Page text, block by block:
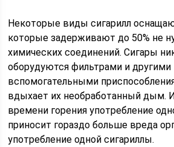
Некоторые виды сигарилл
которые задерживают до 50% не
химических соединений. Сигары
оборудуются фильтрами и другими
вспомогательными
вдыхает их необработанный дым.
времени горения употребление
приносит гораздо больше вреда
употребление одной сигариллы.